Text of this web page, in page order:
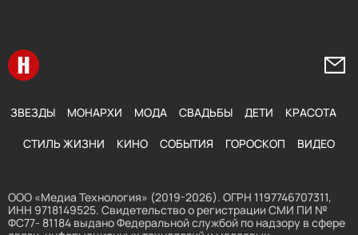
Перейти на главную
ЗВЕЗДЫ МОНАРХИ МОДА СВАДЬБЫ ДЕТИ КРАСОТА
СТИЛЬ ЖИЗНИ КИНО СОБЫТИЯ ГОРОСКОП ВИДЕО
ООО «Медиа Технология» (2019-2026). ОГРН 1197746707311,
ИНН 9718149525. Свидетельство о регистрации СМИ ПИ №
ФС77- 81184 выдано Федеральной службой по надзору в сфере